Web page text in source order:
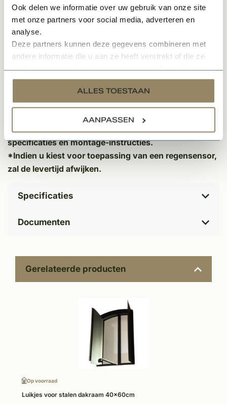
Ook delen we informatie over uw gebruik van onze site
met onze partners voor social media, adverteren en
analyse.
Deze partners kunnen deze gegevens combineren met
andere informatie die u aan ze heeft verstrekt of die ze
services.
ALLES TOESTAAN
AANPASSEN
Optioneel:
Muggenhor type 23/12 met fijn zwart gaas en
hortraverse
Voorzien van extra afsluitrubber, schuine borstels aan
zijkanten en EPDM-dichtingsband onderaan voor
optimale insectenwering
Download de product sheet voor uitgebreide
specificaties en montage-instructies.
*Indien u kiest voor toepassing van een regensensor,
zal de levertijd afwijken.
Specificaties
Documenten
Gerelateerde producten
Op voorraad
Luikjes voor stalen dakraam 40x60cm